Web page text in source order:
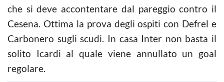
che si deve accontentare dal pareggio contro il
Cesena. Ottima la prova degli ospiti con Defrel e
Carbonero sugli scudi. In casa Inter non basta il
solito Icardi al quale viene annullato un goal
regolare.